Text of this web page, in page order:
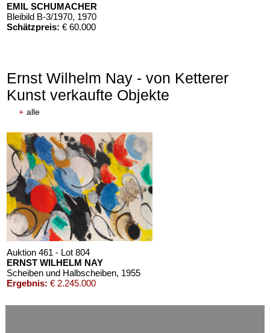
EMIL SCHUMACHER
Bleibild B-3/1970, 1970
Schätzpreis: € 60.000
Ernst Wilhelm Nay - von Ketterer
Kunst verkaufte Objekte
+ alle
Auktion 461 - Lot 804
ERNST WILHELM NAY
Scheiben und Halbscheiben, 1955
Ergebnis: € 2.245.000